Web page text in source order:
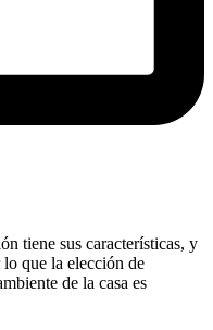
tiene sus características, y
lo que la elección de
de la casa es